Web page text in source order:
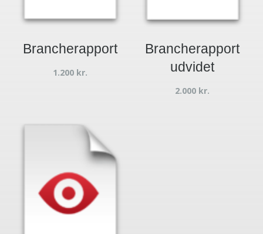
Brancherapport
1.200 kr.
Brancherapport
udvidet
2.000 kr.